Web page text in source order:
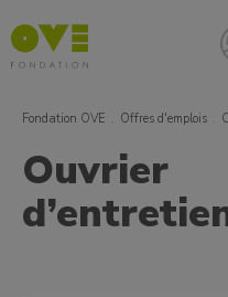
Fondation OVE Offres d'emplois
Ouvrier